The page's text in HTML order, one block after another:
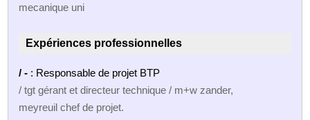
mecanique uni
Expériences professionnelles
/ - : Responsable de projet BTP
/ tgt gérant et directeur technique / m+w zander,
meyreuil chef de projet.